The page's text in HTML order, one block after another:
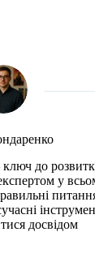
ключ до
у
досвідом